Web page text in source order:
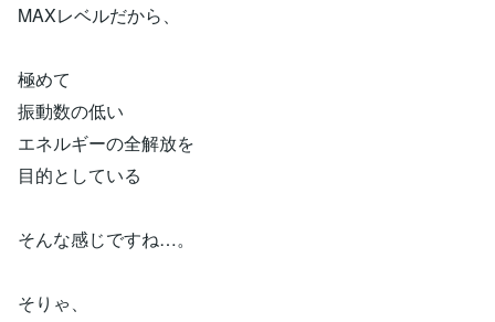
MAXレベルだから、
極めて
振動数の低い
エネルギーの全解放を
目的としている
そんな感じですね…。
そりゃ、